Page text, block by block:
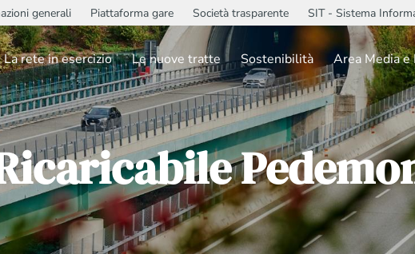
generali Piattaforma gare Società trasparente SIT - Sistema
La rete in esercizio Le nuove tratte Sostenibilità Area Media e